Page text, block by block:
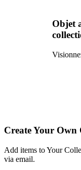
Objet
Create Your Own
Add items to Your
via email.